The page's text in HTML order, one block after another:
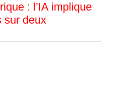
: l’IA implique
sur deux